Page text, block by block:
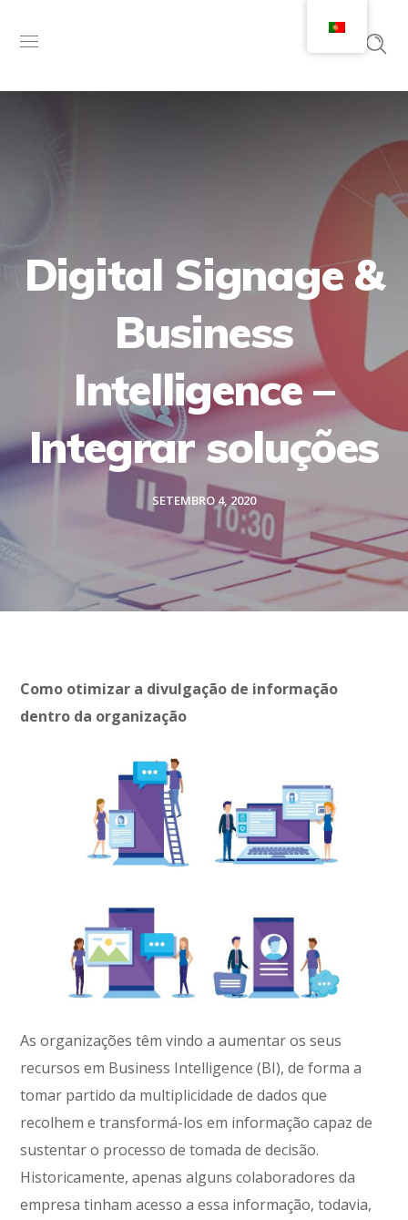
Digital Signage &
Business
Intelligence –
Integrar soluções
SETEMBRO 4, 2020
Como otimizar a divulgação de informação
dentro da organização
As organizações têm vindo a aumentar os seus
recursos em Business Intelligence (BI), de forma a
tomar partido da multiplicidade de dados que
recolhem e transformá-los em informação capaz de
sustentar o processo de tomada de decisão.
Historicamente, apenas alguns colaboradores da
empresa tinham acesso a essa informação, todavia,